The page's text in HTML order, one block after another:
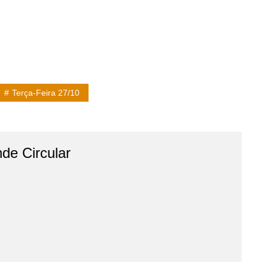
Terça-Feira 27/10
Circular